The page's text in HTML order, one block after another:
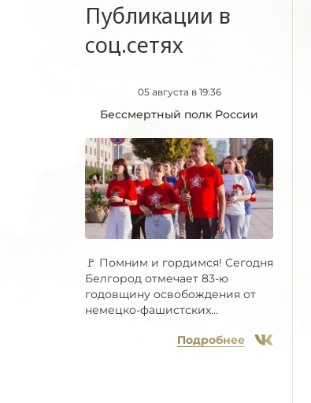
Публикации в
соц.сетях
05 августа в 19:36
Бессмертный полк России
🚩 Помним и гордимся! Сегодня
Белгород отмечает 83-ю
годовщину освобождения от
немецко-фашистских...
Подробнее